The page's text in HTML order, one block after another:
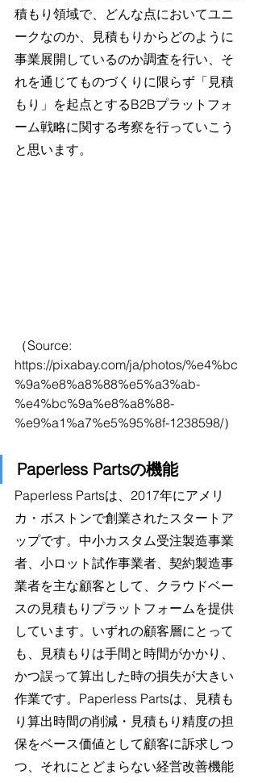
積もり領域で、どんな点においてユニ
ークなのか、見積もりからどのように
事業展開しているのか調査を行い、そ
れを通じてものづくりに限らず「見積
もり」を起点とするB2Bプラットフォ
ーム戦略に関する考察を行っていこう
と思います。
（Source:
https://pixabay.com/ja/photos/%e4%bc
%9a%e8%a8%88%e5%a3%ab-
%e4%bc%9a%e8%a8%88-
%e9%a1%a7%e5%95%8f-1238598/）
Paperless Partsの機能
Paperless Partsは、2017年にアメリ
カ・ボストンで創業されたスタートア
ップです。中小カスタム受注製造事業
者、小ロット試作事業者、契約製造事
業者を主な顧客として、クラウドベー
スの見積もりプラットフォームを提供
しています。いずれの顧客層にとって
も、見積もりは手間と時間がかかり、
かつ誤って算出した時の損失が大きい
作業です。Paperless Partsは、見積も
り算出時間の削減・見積もり精度の担
保をベース価値として顧客に訴求しつ
つ、それにとどまらない経営改善機能